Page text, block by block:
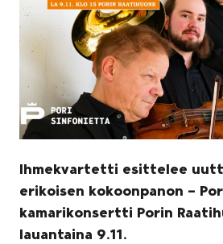
Ihmekvartetti esittelee
erikoisen kokoonpanon –
kamarikonsertti Porin
lauantaina 9.11.